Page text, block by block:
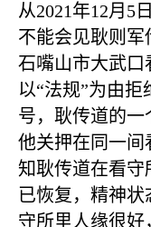
从2021年12月 5
不能会见耿则军
石嘴山市大武口
以“法规”为由拒
号，耿传道的一
他关押在同一间
知耿传道在看守
已恢复，精神
守所里人缘很